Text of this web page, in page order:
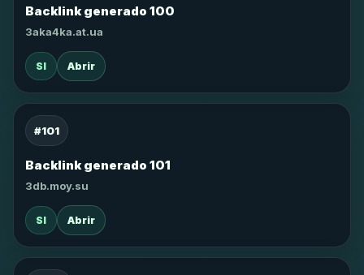
Backlink generado 100
3aka4ka.at.ua
SI Abrir
#101
Backlink generado 101
3db.moy.su
SI Abrir